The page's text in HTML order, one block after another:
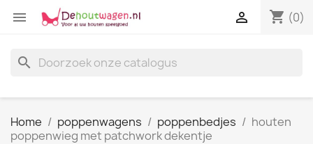
 shopping_cart (0)

search
Home poppenwagens poppenbedjes
houten
poppenwieg met patchwork dekentje